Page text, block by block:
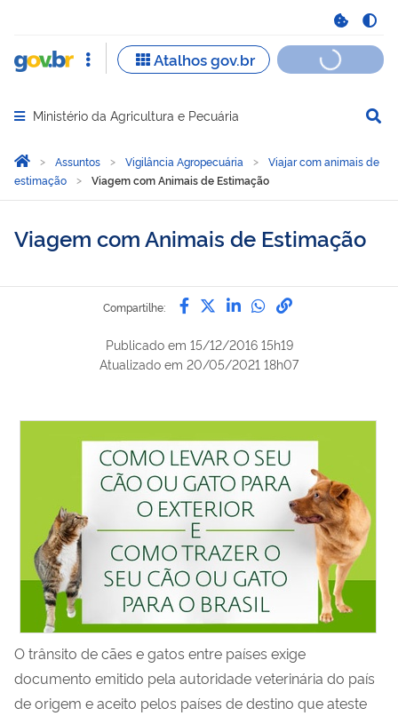
Abrir menu principal de navegação
Ministério da Agricultura e Pecuária
Você está aqui:
Página Inicial
Assuntos Vigilância Agropecuária
Viajar com animais de
estimação
Viagem com Animais de Estimação
Viagem com Animais de Estimação
Compartilhe: Compartilhe por Facebook
Compartilhe por Twitter
Compartilhe por
Compartilhe
link para
Publicado em 15/12/2016 15h19
Atualizado em 20/05/2021 18h07
O trânsito de cães e gatos entre países exige
documento emitido pela autoridade veterinária do país
de origem e aceito pelos países de destino que ateste